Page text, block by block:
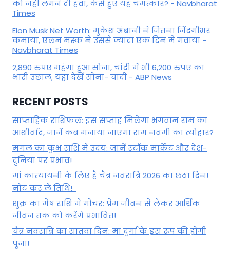
को नहीं लगने दी हवा, कैसे हुए यह चमत्कार? - Navbharat
Times
Elon Musk Net Worth: मुकेश अंबानी ने जितना जिंदगीभर
कमाया, एलन मस्क ने उससे ज्यादा एक दिन में गंवाया -
Navbharat Times
2,890 रुपए महंगा हुआ सोना, चांदी में भी 6,200 रुपए का
भारी उछाल, यहां देखें सोना- चांदी - ABP News
RECENT POSTS
साप्ताहिक राशिफल: इस सप्ताह मिलेगा भगवान राम का
आशीर्वाद, जानें कब मनाया जाएगा राम नवमी का त्योहार?
मंगल का कुंभ राशि में उदय: जानें स्‍टॉक मार्केट और देश-
दुनिया पर प्रभाव!
मां कात्‍यायनी के लिए है चैत्र नवरात्रि 2026 का छठा दिन!
नोट कर लें तिथि!
शुक्र का मेष राशि में गोचर: प्रेम जीवन से लेकर आर्थिक
जीवन तक को करेंगे प्रभावित!
चैत्र नवरात्रि का सातवां दिन: मां दुर्गा के इस रूप की होगी
पूजा!